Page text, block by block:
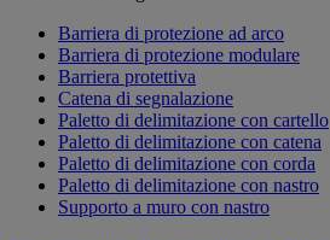
Barriera di protezione ad arco
Barriera di protezione modulare
Barriera protettiva
Catena di segnalazione
Paletto di delimitazione con cartello
Paletto di delimitazione con catena
Paletto di delimitazione con corda
Paletto di delimitazione con nastro
Supporto a muro con nastro